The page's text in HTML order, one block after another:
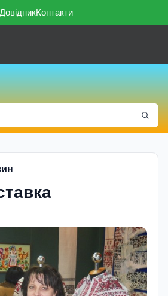
ДовідникКонтакти